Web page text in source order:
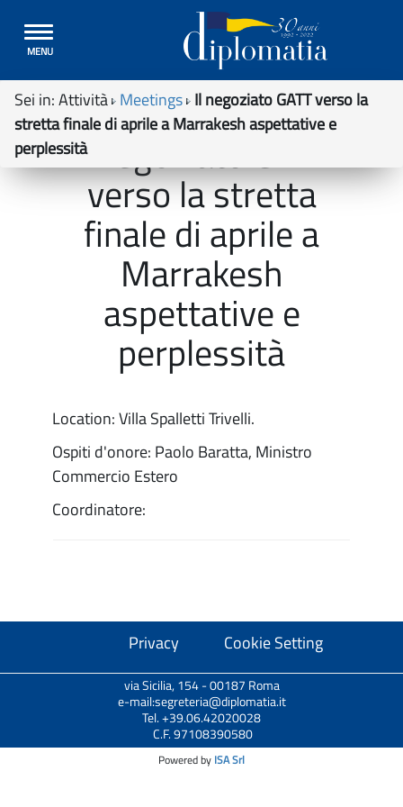
Toggle
navigation
MENU
Sei in:Attività Meetings Il negoziato GATT verso la
stretta finale di aprile a Marrakesh aspettative e
perplessitàIl negoziato GATT
verso la stretta
finale di aprile a
Marrakesh
aspettative e
perplessità
Location: Villa Spalletti Trivelli.
Ospiti d'onore: Paolo Baratta, Ministro
Commercio Estero
Coordinatore:
Privacy Cookie Setting
via Sicilia, 154 - 00187 Roma
e-mail:segreteria@diplomatia.it
Tel. +39.06.42020028
C.F. 97108390580
Powered by ISA Srl